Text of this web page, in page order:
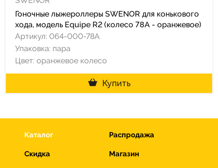
Гоночные лыжероллеры SWENOR для конькового
хода, модель Equipe R2 (колесо 78A - оранжевое)
Артикул: 064-000-78A
Упаковка: пара
Цвет: оранжевое колесо
Купить
Каталог Распродажа
Скидка Магазин